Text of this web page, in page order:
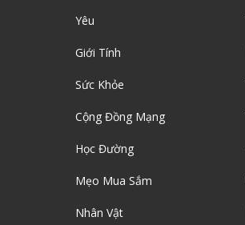
Yêu
Giới Tính
Sức Khỏe
Cộng Đồng Mạng
Học Đường
Mẹo Mua Sắm
Nhân Vật